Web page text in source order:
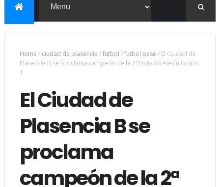
Home / ciudad de plasencia /futbol /futbol base / El Ciudad de
Plasencia B se proclama campeón de la 2ª División Alevín Grupo
1
El Ciudad de
Plasencia B se
proclama
campeón de la 2ª